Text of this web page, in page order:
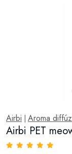
Airbi Aroma
Airbi PET